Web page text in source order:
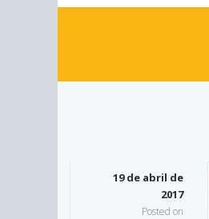
19 de abril de
2017
Posted on